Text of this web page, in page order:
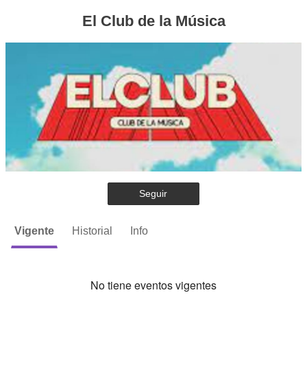
El Club de la Música
Seguir
Vigente Historial Info
No tiene eventos vigentes